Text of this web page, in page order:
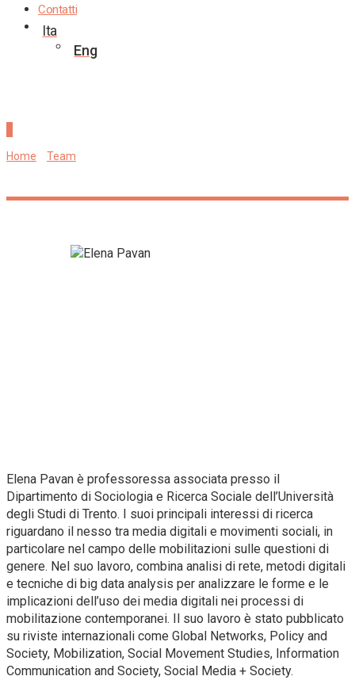
Contatti
Ita
Eng
Home Team
Elena Pavan è professoressa associata presso il
Dipartimento di Sociologia e Ricerca Sociale dell’Università
degli Studi di Trento. I suoi principali interessi di ricerca
riguardano il nesso tra media digitali e movimenti sociali, in
particolare nel campo delle mobilitazioni sulle questioni di
genere. Nel suo lavoro, combina analisi di rete, metodi digitali
e tecniche di big data analysis per analizzare le forme e le
implicazioni dell’uso dei media digitali nei processi di
mobilitazione contemporanei. Il suo lavoro è stato pubblicato
su riviste internazionali come Global Networks, Policy and
Society, Mobilization, Social Movement Studies, Information
Communication and Society, Social Media + Society.